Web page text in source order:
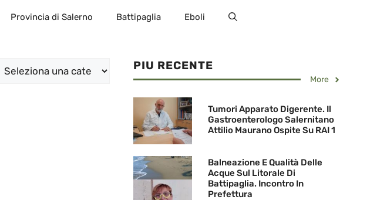
Provincia di Salerno Battipaglia Eboli
PIU RECENTE
More
Tumori Apparato Digerente. Il
Gastroenterologo Salernitano
Attilio Maurano Ospite Su RAI 1
Balneazione E Qualità Delle
Acque Sul Litorale Di
Battipaglia. Incontro In
Prefettura